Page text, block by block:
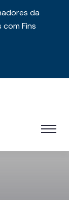
da
Fins